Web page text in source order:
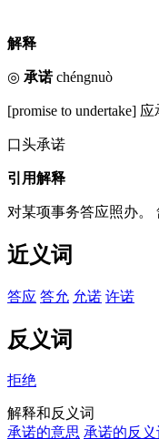
解释
◎ 承诺chéngnuò
[promise to undertake]
口头承诺
引用解释
对某项事务答应照办。
近义词
答应 答允 允诺 许诺
反义词
拒绝
解释和反义词
承诺的意思 承诺的反义